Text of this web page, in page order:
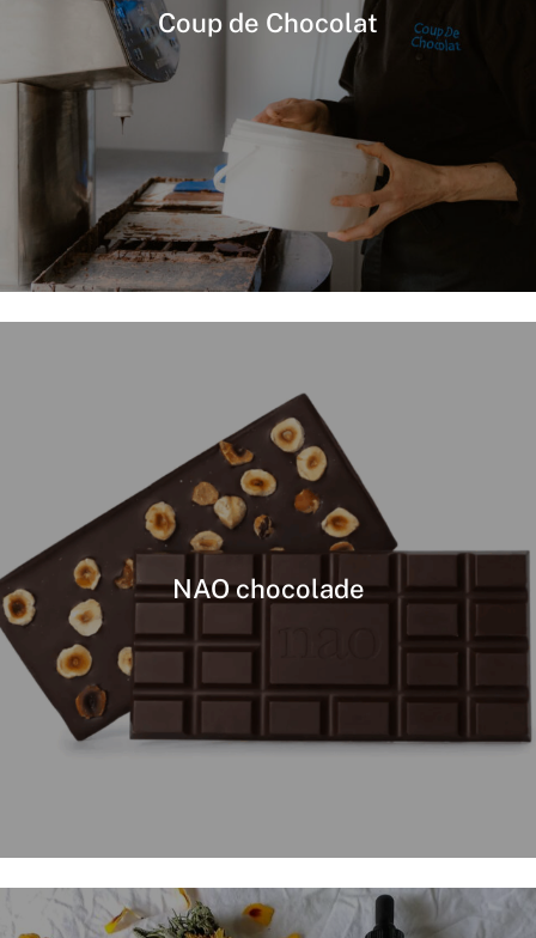
Coup de Chocolat
NAO chocolade